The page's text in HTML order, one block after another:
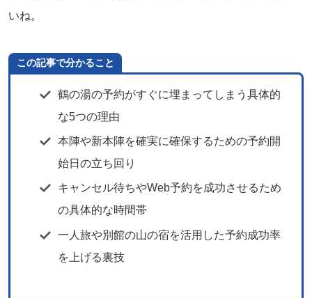
いね。
この記事で分かること
鶴の湯の予約がすぐに埋まってしまう具体的
な5つの理由
本陣や新本陣を確実に確保するための予約開
始日の立ち回り
キャンセル待ちやWeb予約を成功させるため
の具体的な時間帯
一人旅や別館の山の宿を活用した予約成功率
を上げる裏技